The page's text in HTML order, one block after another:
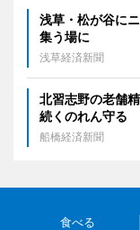
浅草・松が谷に
集う場に
浅草経済新聞
北習志野の老舗
続くのれん守る
船橋経済新聞
食べる